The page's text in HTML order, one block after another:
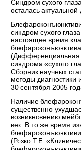
Синдром сухого
осталась актуальной
синдром сухого
настоящее время
(Дифференциальная
синдрома «сухого
Сборник научных
методы диагностики
30 сентября 2005
Наличие
существенно
возникновению
век. В то же время
(Розко Т.Е.